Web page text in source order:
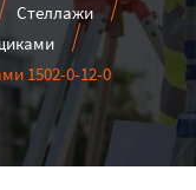
Стеллажи
1502-0-12-0